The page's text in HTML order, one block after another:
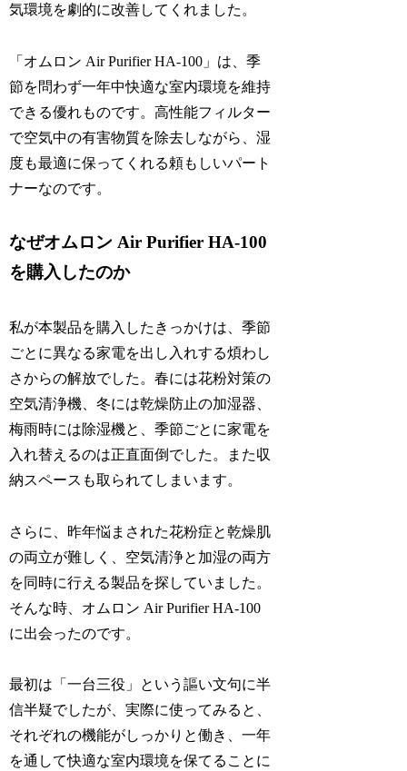
気環境を劇的に改善してくれました。
「オムロン Air Purifier HA-100」は、季
節を問わず一年中快適な室内環境を維持
できる優れものです。高性能フィルター
で空気中の有害物質を除去しながら、湿
度も最適に保ってくれる頼もしいパート
ナーなのです。
なぜオムロン Air Purifier HA-100
を購入したのか
私が本製品を購入したきっかけは、季節
ごとに異なる家電を出し入れする煩わし
さからの解放でした。春には花粉対策の
空気清浄機、冬には乾燥防止の加湿器、
梅雨時には除湿機と、季節ごとに家電を
入れ替えるのは正直面倒でした。また収
納スペースも取られてしまいます。
さらに、昨年悩まされた花粉症と乾燥肌
の両立が難しく、空気清浄と加湿の両方
を同時に行える製品を探していました。
そんな時、オムロン Air Purifier HA-100
に出会ったのです。
最初は「一台三役」という謳い文句に半
信半疑でしたが、実際に使ってみると、
それぞれの機能がしっかりと働き、一年
を通して快適な室内環境を保てることに